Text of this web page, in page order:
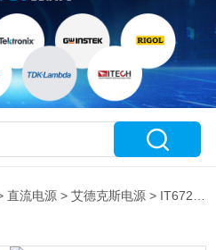
直流电源 >艾德克斯电源 > IT6724艾德克斯宽范围电源